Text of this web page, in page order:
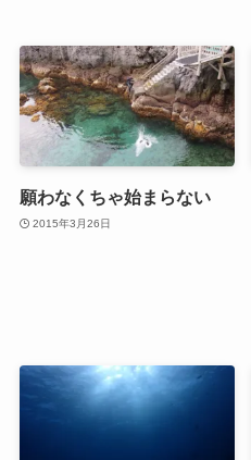
願わなくちゃ始まらない
2015年3月26日